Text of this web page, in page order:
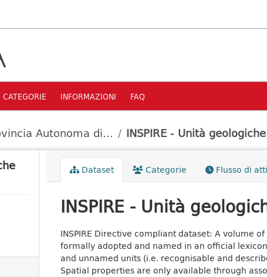
CATEGORIE INFORMAZIONI FAQ
Autonoma di... INSPIRE - Unità
Dataset Categorie Flusso di
INSPIRE - Unità
INSPIRE Directive compliant dataset: A volume
formally adopted and named in an official
and unnamed units (i.e. recognisable and
Spatial properties are only available through